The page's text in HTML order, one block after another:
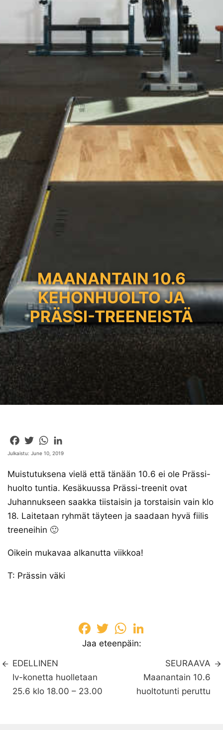
MAANANTAIN 10.6
KEHONHUOLTO JA
PRÄSSI-TREENEISTÄ
Facebook
TwitterWhatsApp
Julkaistu: June 10, 2019
Muistutuksena vielä että tänään 10.6 ei ole Prässi-
huolto tuntia. Kesäkuussa Prässi-treenit ovat
Juhannukseen saakka tiistaisin ja torstaisin vain klo
18. Laitetaan ryhmät täyteen ja saadaan hyvä fiilis
treeneihin 🙂
Oikein mukavaa alkanutta viikkoa!
T: Prässin väki
FacebookTwitterWhatsApp
Jaa eteenpäin:
EDELLINEN
Iv-konetta huolletaan
25.6 klo 18.00 – 23.00
SEURAAVA
Maanantain 10.6
huoltotunti peruttu